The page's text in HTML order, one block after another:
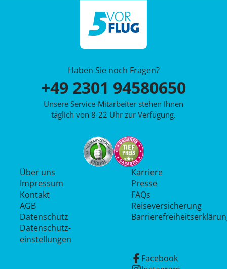
Haben Sie noch Fragen?
+49 2301 94580650
Unsere Service-Mitarbeiter stehen Ihnen
täglich von 8-22 Uhr zur Verfügung.
Über uns
Impressum
Kontakt
AGB
Datenschutz
Datenschutz­
einstellungen
Karriere
Presse
FAQs
Reiseversicherung
Facebook